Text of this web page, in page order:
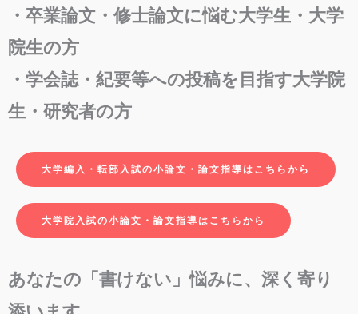
・卒業論文・修士論文に悩む大学生・大学
院生の方
・学会誌・紀要等への投稿を目指す大学院
生・研究者の方
大学編入・転部入試の小論文・論文指導はこちらから
大学院入試の小論文・論文指導はこちらから
あなたの「書けない」悩みに、深く寄り